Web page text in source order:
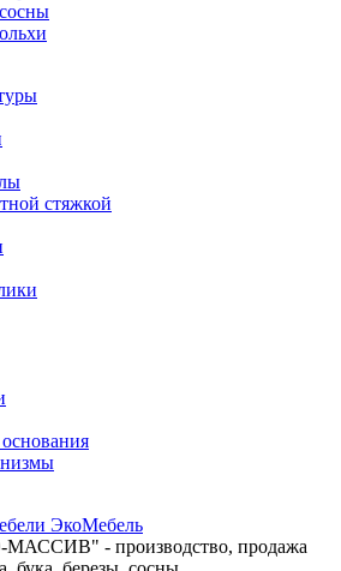
стяжкой
- производство, продажа